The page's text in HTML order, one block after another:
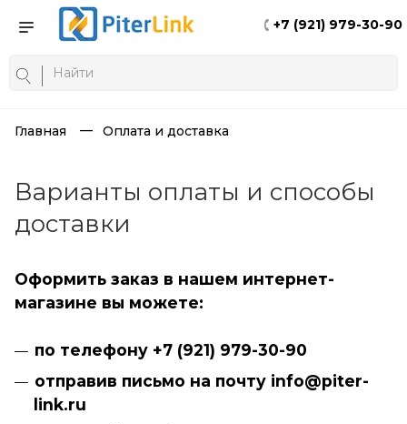
+7 (921) 979-30-90
Главная Оплата и доставка
Варианты оплаты и способы
доставки
Оформить заказ в нашем интернет-
магазине вы можете:
по телефону +7 (921) 979-30-90
отправив письмо на почту info@piter-
link.ru